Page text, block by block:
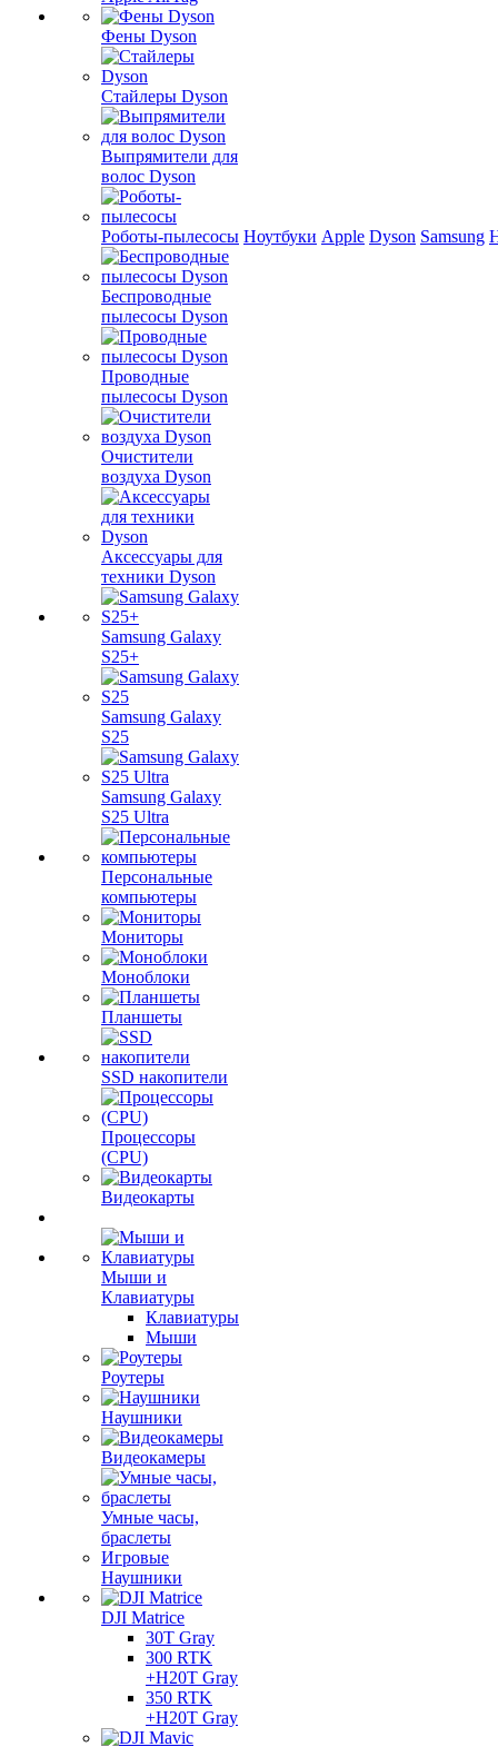
Фены Dyson
Стайлеры Dyson
Выпрямители для
волос Dyson
Роботы-пылесосы
Беспроводные
пылесосы Dyson
Проводные
пылесосы Dyson
Очистители
воздуха Dyson
Аксессуары для
техники Dyson
Samsung Galaxy
S25+
Samsung Galaxy
S25
Samsung Galaxy
S25 Ultra
Персональные
компьютеры
Мониторы
Моноблоки
Планшеты
SSD накопители
Процессоры
(CPU)
Видеокарты
Мыши и
Клавиатуры
Клавиатуры
Мыши
Роутеры
Наушники
Видеокамеры
Умные часы,
браслеты
Игровые
Наушники
DJI Matrice
30T Gray
300 RTK
+H20T Gray
350 RTK
+H20T Gray
Ноутбуки Apple Dyson Samsung